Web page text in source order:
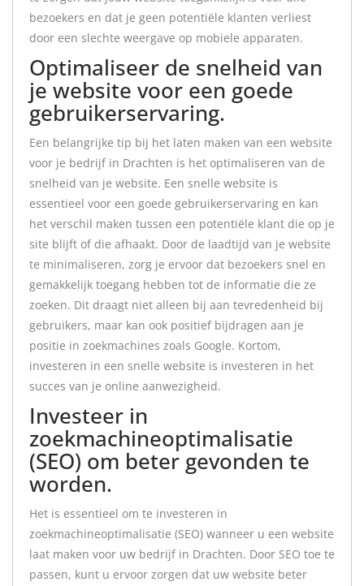
bezoekers en dat je geen potentiële klanten verliest
door een slechte weergave op mobiele apparaten.
Optimaliseer de snelheid van
je website voor een goede
gebruikerservaring.
Een belangrijke tip bij het laten maken van een website
voor je bedrijf in Drachten is het optimaliseren van de
snelheid van je website. Een snelle website is
essentieel voor een goede gebruikerservaring en kan
het verschil maken tussen een potentiële klant die op je
site blijft of die afhaakt. Door de laadtijd van je website
te minimaliseren, zorg je ervoor dat bezoekers snel en
gemakkelijk toegang hebben tot de informatie die ze
zoeken. Dit draagt niet alleen bij aan tevredenheid bij
gebruikers, maar kan ook positief bijdragen aan je
positie in zoekmachines zoals Google. Kortom,
investeren in een snelle website is investeren in het
succes van je online aanwezigheid.
Investeer in
zoekmachineoptimalisatie
(SEO) om beter gevonden te
worden.
Het is essentieel om te investeren in
zoekmachineoptimalisatie (SEO) wanneer u een website
laat maken voor uw bedrijf in Drachten. Door SEO toe te
passen, kunt u ervoor zorgen dat uw website beter